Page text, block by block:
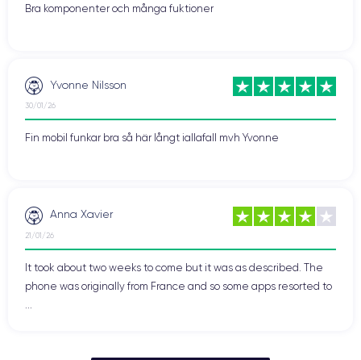
Bra komponenter och många fuktioner
Yvonne Nilsson
30/01/26
Fin mobil funkar bra så här långt iallafall mvh Yvonne
Anna Xavier
21/01/26
It took about two weeks to come but it was as described. The
phone was originally from France and so some apps resorted to